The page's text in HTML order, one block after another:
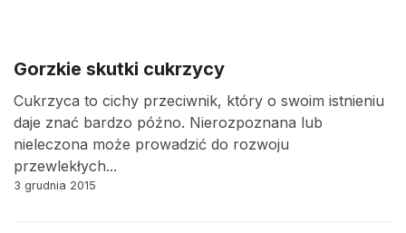
Gorzkie skutki cukrzycy
Cukrzyca to cichy przeciwnik, który o swoim istnieniu
daje znać bardzo późno. Nierozpoznana lub
nieleczona może prowadzić do rozwoju
przewlekłych...
3 grudnia 2015